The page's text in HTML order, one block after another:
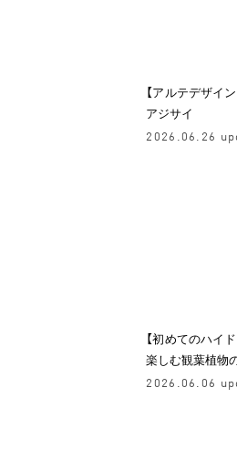
【アルテデザイ
アジサイ
2026.06.26
【初めてのハイ
楽しむ観葉植物
2026.06.06